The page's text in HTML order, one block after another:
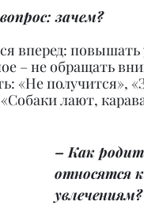
зачем?
вперед: повышать
– не обращать
«Не получится»,
лают,
– Как
относятся
увлечениям?